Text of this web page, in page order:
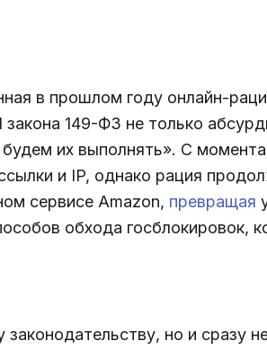
в прошлом году онлайн-
закона 149-ФЗ не только
их выполнять». С момента
и IP, однако рация
сервисе Amazon, превращая
обхода госблокировок,
но и сразу